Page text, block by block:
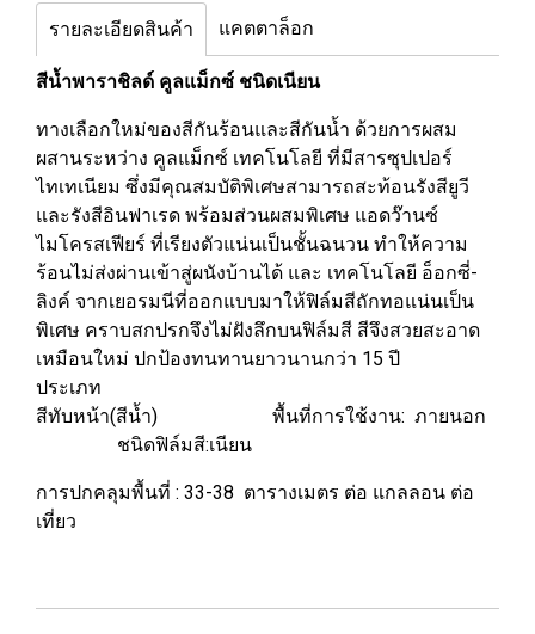
รายละเอียดสินค้า แคตตาล็อก
สีน้ำพาราชิลด์ คูลแม็กซ์ ชนิดเนียน
ทางเลือกใหม่ของสีกันร้อนและสีกันน้ำ ด้วยการผสม
ผสานระหว่าง คูลแม็กซ์ เทคโนโลยี ที่มีสารซุปเปอร์
ไทเทเนียม ซึ่งมีคุณสมบัติพิเศษสามารถสะท้อนรังสียูวี
และรังสีอินฟาเรด พร้อมส่วนผสมพิเศษ แอดว๊านซ์
ไมโครสเฟียร์ ที่เรียงตัวแน่นเป็นชั้นฉนวน ทำให้ความ
ร้อนไม่ส่งผ่านเข้าสู่ผนังบ้านได้ และ เทคโนโลยี อ็อกซี่-
ลิงค์ จากเยอรมนีที่ออกแบบมาให้ฟิล์มสีถักทอแน่นเป็น
พิเศษ คราบสกปรกจึงไม่ฝังลึกบนฟิล์มสี สีจึงสวยสะอาด
เหมือนใหม่ ปกป้องทนทานยาวนานกว่า 15 ปี
ประเภท
สีทับหน้า(สีน้ำ) พื้นที่การใช้งาน: ภายนอก
ชนิดฟิล์มสี:เนียน
การปกคลุมพื้นที่ : 33-38 ตารางเมตร ต่อ แกลลอน ต่อ
เที่ยว